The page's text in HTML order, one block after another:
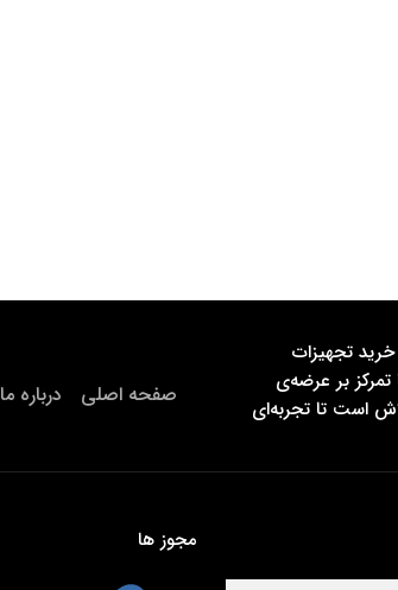
خرید تجهیزات
بر عرضه‌ی
است تا تجربه‌ای
صفحه اصلی درباره ما
مجوز ها